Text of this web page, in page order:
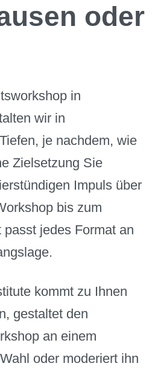
oder
in
wir in
je nachdem, wie
Zielsetzung Sie
Impuls über
bis zum
jedes Format an
kommt zu Ihnen
gestaltet den
an einem
oder moderiert ihn